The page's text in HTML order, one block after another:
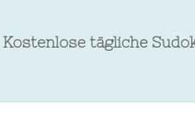
Kostenlose tägliche